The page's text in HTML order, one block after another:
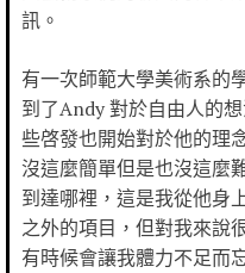
訊。
有一次師範大學美術系的
到了Andy 對於自由人的
些啓發也開始對於他的理
沒這麼簡單但是也沒這麼
到達哪裡，這是我從他身
之外的項目，但對我來說
有時候會讓我體力不足而